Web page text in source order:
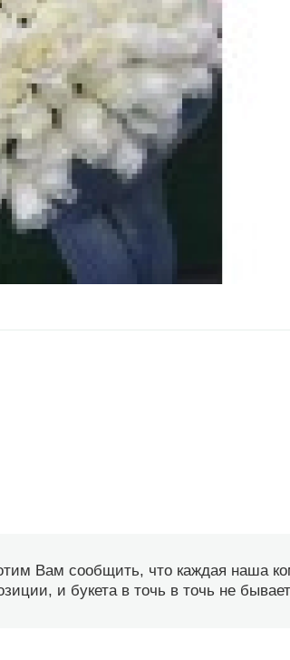
Вам сообщить, что каждая наша
и букета в точь в точь не